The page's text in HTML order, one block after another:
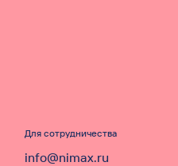
Для сотрудничества
info@nimax.ru